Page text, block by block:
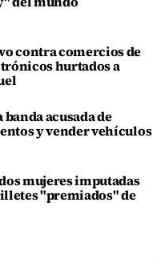
contra comercios de
hurtados a
acusada de
y vender vehículos
mujeres imputadas
"premiados" de